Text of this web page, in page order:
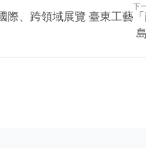
下
際、跨領域展覽 臺東工藝